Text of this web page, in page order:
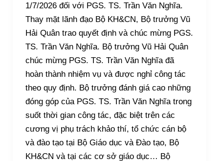
1/7/2026 đối với PGS. TS. Trần Văn Nghĩa.
Thay mặt lãnh đạo Bộ KH&CN, Bộ trưởng Vũ
Hải Quân trao quyết định và chúc mừng PGS.
TS. Trần Văn Nghĩa. Bộ trưởng Vũ Hải Quân
chúc mừng PGS. TS. Trần Văn Nghĩa đã
hoàn thành nhiệm vụ và được nghỉ công tác
theo quy định. Bộ trưởng đánh giá cao những
đóng góp của PGS. TS. Trần Văn Nghĩa trong
suốt thời gian công tác, đặc biệt trên các
cương vị phụ trách khảo thí, tổ chức cán bộ
và đào tạo tại Bộ Giáo dục và Đào tạo, Bộ
KH&CN và tại các cơ sở giáo dục… Bộ